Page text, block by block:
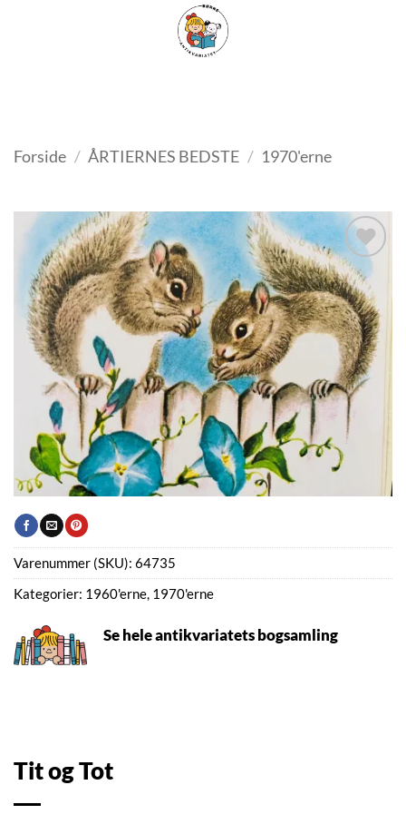
FILTER
Forside / ÅRTIERNES BEDSTE / 1970'erne
Tilføj
som
favorit
Varenummer (SKU): 64735
Kategorier: 1960'erne 1970'erne
Se hele antikvariatets bogsamling
Tit og Tot